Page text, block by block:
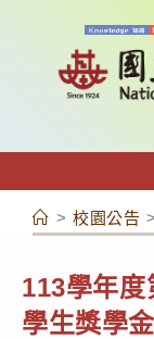
容
> 校園公告 >
113學年
學生獎學金